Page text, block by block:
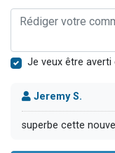
Je veux être
Jeremy S.
superbe cette